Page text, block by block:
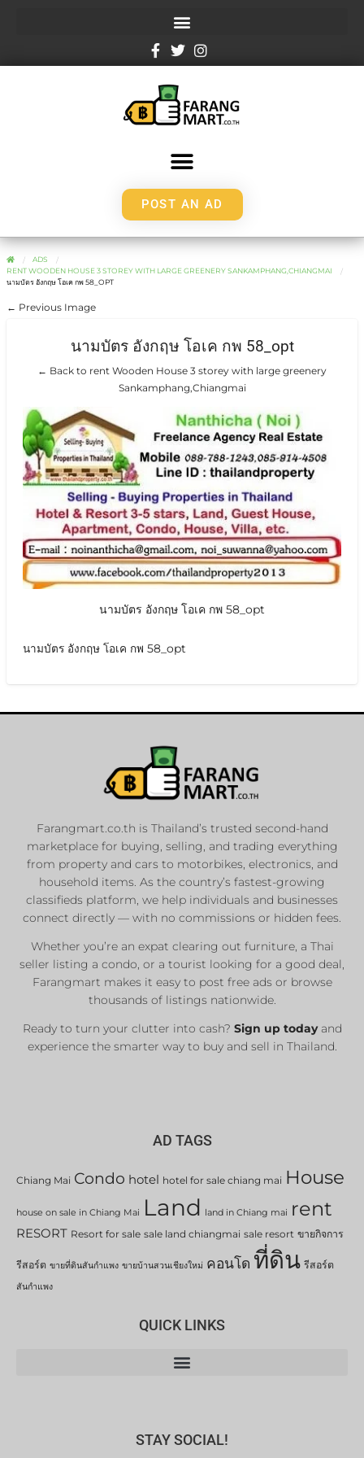
POST AN AD
ADS
RENT WOODEN HOUSE 3 STOREY WITH LARGE GREENERY SANKAMPHANG,CHIANGMAI
นามบัตร อังกฤษ โอเค กพ 58_OPT
← Previous Image
นามบัตร อังกฤษ โอเค กพ 58_opt
← Back to rent Wooden House 3 storey with large greenery
Sankamphang,Chiangmai
นามบัตร อังกฤษ โอเค กพ 58_opt
นามบัตร อังกฤษ โอเค กพ 58_opt
Farangmart.co.th is Thailand’s trusted second-hand
marketplace for buying, selling, and trading everything
from property and cars to motorbikes, electronics, and
household items. As the country’s fastest-growing
classifieds platform, we help individuals and businesses
connect directly — with no commissions or hidden fees.
Whether you’re an expat clearing out furniture, a Thai
seller listing a condo, or a tourist looking for a good deal,
Farangmart makes it easy to post free ads or browse
thousands of listings nationwide.
Ready to turn your clutter into cash? Sign up todayand
experience the smarter way to buy and sell in Thailand.
AD TAGS
Chiang Mai Condo hotel hotel for sale chiang mai House
house on sale in Chiang Mai Land land in Chiang mai rent
RESORT Resort for sale sale land chiangmai sale resort ขายกิจการ
รีสอร์ต ขายที่ดินสันกำแพง ขายบ้านสวนเชียงใหม่ คอนโด ที่ดิน รีสอร์ต
สันกำแพง
QUICK LINKS
STAY SOCIAL!